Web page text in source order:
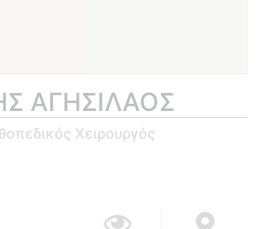
ΑΓΗΣΙΛΑΟΣ
Χειρουργός